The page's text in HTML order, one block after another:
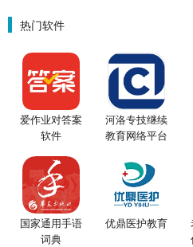
热门软件
爱作业对答案
软件
河洛专技继续
教育网络平台
国家通用手语
词典
优鼎医护教育